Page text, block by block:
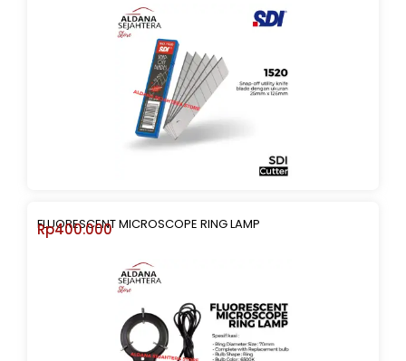
FLUORESCENT MICROSCOPE RING LAMP
Rp400.000